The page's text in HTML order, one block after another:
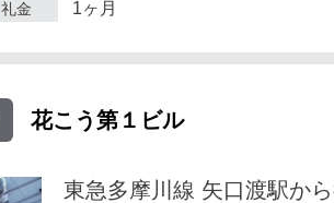
礼金 1ヶ月
花こう第１ビル
東急多摩川線 矢口渡駅か